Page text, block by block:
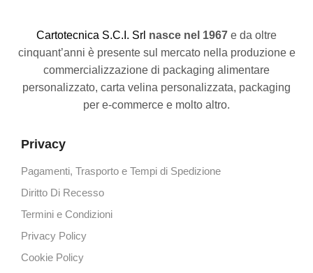
Cartotecnica S.C.I. Srl nasce nel 1967 e da oltre
cinquant’anni è presente sul mercato nella produzione e
commercializzazione di packaging alimentare
personalizzato, carta velina personalizzata, packaging
per e-commerce e molto altro.
Privacy
Pagamenti, Trasporto e Tempi di Spedizione
Diritto Di Recesso
Termini e Condizioni
Privacy Policy
Cookie Policy